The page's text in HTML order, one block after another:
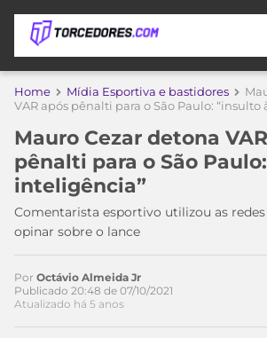
APOSTAS
DE
APOSTA
MELHORES
SITES
DE
APOSTAS
2026
COPA
DO
MUNDO
TIMES
MEU
TIME
CAMPEONATOS
Home Mídia Esportiva e bastidores
VAR após pênalti para o São Paulo: “insulto
Mauro Cezar detona
pênalti para o São
inteligência”
Comentarista esportivo utilizou as redes
opinar sobre o lance
Acesse o perfil do autor
no Twitter
Por Octávio Almeida Jr
Publicado 20:48 de 07/10/2021
Atualizado há 5 anos